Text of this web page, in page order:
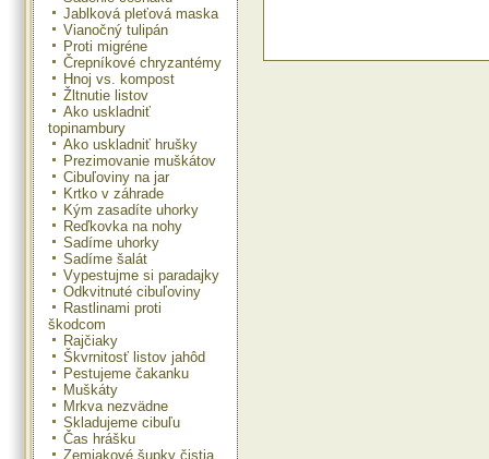
Jablková pleťová maska
Vianočný tulipán
Proti migréne
Črepníkové chryzantémy
Hnoj vs. kompost
Žltnutie listov
Ako uskladniť
topinambury
Ako uskladniť hrušky
Prezimovanie muškátov
Cibuľoviny na jar
Krtko v záhrade
Kým zasadíte uhorky
Reďkovka na nohy
Sadíme uhorky
Sadíme šalát
Vypestujme si paradajky
Odkvitnuté cibuľoviny
Rastlinami proti
škodcom
Rajčiaky
Škvrnitosť listov jahôd
Pestujeme čakanku
Muškáty
Mrkva nezvädne
Skladujeme cibuľu
Čas hrášku
Zemiakové šupky čistia